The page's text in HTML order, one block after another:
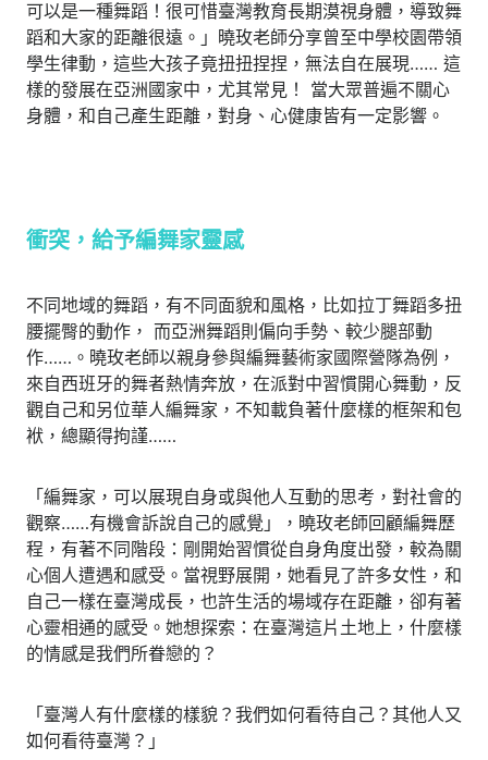
可以是一種舞蹈！很可惜臺灣教育長期漠視身體，導致舞
蹈和大家的距離很遠。」曉玫老師分享曾至中學校園帶領
學生律動，這些大孩子竟扭扭捏捏，無法自在展現…… 這
樣的發展在亞洲國家中，尤其常見！ 當大眾普遍不關心
身體，和自己產生距離，對身、心健康皆有一定影響。
衝突，給予編舞家靈感
不同地域的舞蹈，有不同面貌和風格，比如拉丁舞蹈多扭
腰擺臀的動作， 而亞洲舞蹈則偏向手勢、較少腿部動
作……。曉玫老師以親身參與編舞藝術家國際營隊為例，
來自西班牙的舞者熱情奔放，在派對中習慣開心舞動，反
觀自己和另位華人編舞家，不知載負著什麼樣的框架和包
袱，總顯得拘謹……
「編舞家，可以展現自身或與他人互動的思考，對社會的
觀察……有機會訴說自己的感覺」，曉玫老師回顧編舞歷
程，有著不同階段：剛開始習慣從自身角度出發，較為關
心個人遭遇和感受。當視野展開，她看見了許多女性，和
自己一樣在臺灣成長，也許生活的場域存在距離，卻有著
心靈相通的感受。她想探索：在臺灣這片土地上，什麼樣
的情感是我們所眷戀的？
「臺灣人有什麼樣的樣貌？我們如何看待自己？其他人又
如何看待臺灣？」